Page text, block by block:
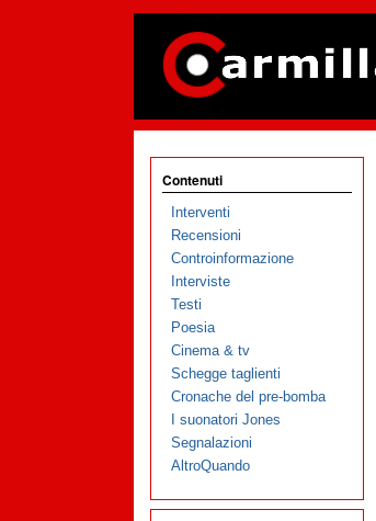
Contenuti
Interventi
Recensioni
Controinformazione
Interviste
Testi
Poesia
Cinema & tv
Schegge taglienti
Cronache del pre-bomba
I suonatori Jones
Segnalazioni
AltroQuando